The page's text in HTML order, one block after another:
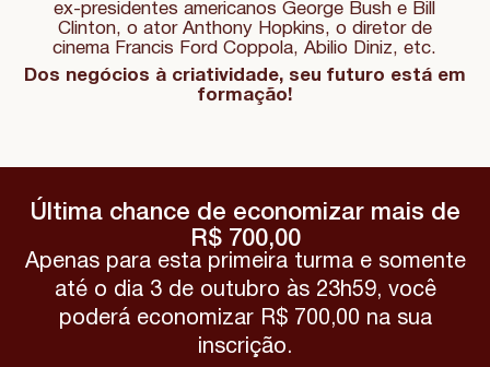
ex-presidentes americanos George Bush e Bill
Clinton, o ator Anthony Hopkins, o diretor de
cinema Francis Ford Coppola, Abilio Diniz, etc.
Dos negócios à criatividade, seu futuro está em
formação!
Última chance de economizar mais de
R$ 700,00
Apenas para esta primeira turma e somente
até o dia 3 de outubro às 23h59, você
poderá economizar R$ 700,00 na sua
inscrição.